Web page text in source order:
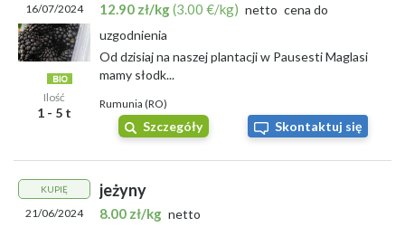
16/07/2024
Ilość
1 - 5 t
12.90 zł/kg(3.00 €/kg) netto cena do
uzgodnienia
Od dzisiaj na naszej plantacji w Pausesti Maglasi
mamy słodk...
Rumunia (RO)
Szczegóły Skontaktuj się
KUPIĘ
21/06/2024
jeżyny
8.00 zł/kg netto